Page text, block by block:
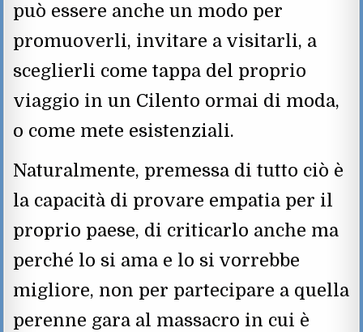
può essere anche un modo per
promuoverli, invitare a visitarli, a
sceglierli come tappa del proprio
viaggio in un Cilento ormai di moda,
o come mete esistenziali.
Naturalmente, premessa di tutto ciò è
la capacità di provare empatia per il
proprio paese, di criticarlo anche ma
perché lo si ama e lo si vorrebbe
migliore, non per partecipare a quella
perenne gara al massacro in cui è